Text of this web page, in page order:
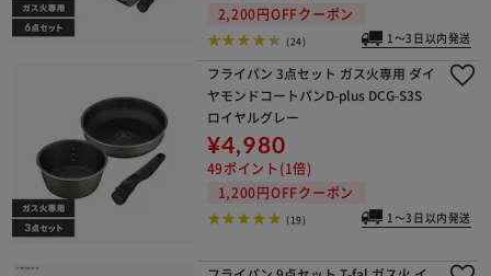
2,200円OFFクーポン
(24) 1～3日以内発送
フライパン 3点セット ガス火専用 ダイ
ヤモンドコートパンD-plus DCG-S3S
ロイヤルグレー
¥4,980
49ポイント(1倍)
1,200円OFFクーポン
(19) 1～3日以内発送